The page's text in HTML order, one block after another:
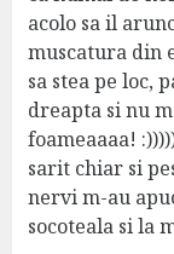
acolo sa il
muscatura din
sa stea pe loc,
dreapta si nu
foameaaaa!
sarit chiar si
nervi m-au
socoteala si la